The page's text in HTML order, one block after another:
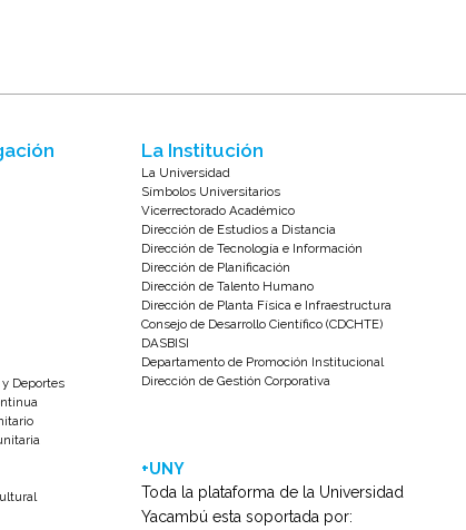
Deportes
La Institución
La Universidad
Símbolos Universitarios
Vicerrectorado Académico
Dirección de Estudios a Distancia
Dirección de Tecnología e Información
Dirección de Planificación
Dirección de Talento Humano
Dirección de Planta Física e Infraestructura
Consejo de Desarrollo Científico (CDCHTE)
DASBISI
Departamento de Promoción Institucional
Dirección de Gestión Corporativa
+UNY
Toda la plataforma de la Universidad
Yacambú esta soportada por: